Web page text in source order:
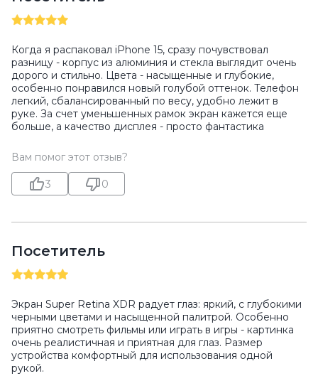
Когда я распаковал iPhone 15, сразу почувствовал
разницу - корпус из алюминия и стекла выглядит очень
дорого и стильно. Цвета - насыщенные и глубокие,
особенно понравился новый голубой оттенок. Телефон
легкий, сбалансированный по весу, удобно лежит в
руке. За счет уменьшенных рамок экран кажется еще
больше, а качество дисплея - просто фантастика
Вам помог этот отзыв?
3 0
Посетитель
Экран Super Retina XDR радует глаз: яркий, с глубокими
черными цветами и насыщенной палитрой. Особенно
приятно смотреть фильмы или играть в игры - картинка
очень реалистичная и приятная для глаз. Размер
устройства комфортный для использования одной
рукой.